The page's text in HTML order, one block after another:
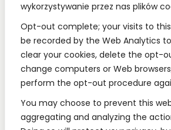
wykorzystywanie przez nas plików
Opt-out complete; your visits to
be recorded by the Web Analytics
clear your cookies, delete the opt-
change computers or Web
perform the opt-out procedure
You may choose to prevent this
aggregating and analyzing the
REGULAMINY:
Regulamin
RODO
Regulamin